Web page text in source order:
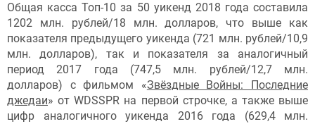
Общая касса Топ-10 за 50 уикенд 2018 года составила
1202 млн. рублей/18 млн. долларов, что выше как
показателя предыдущего уикенда (721 млн. рублей/10,9
млн. долларов), так и показателя за аналогичный
период 2017 года (747,5 млн. рублей/12,7 млн.
долларов) с фильмом «Звёздные Войны: Последние
джедаи» от WDSSPR на первой строчке, а также выше
цифр аналогичного уикенда 2016 года (629,4 млн.